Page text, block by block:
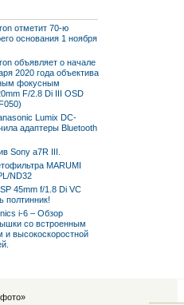
отметит 70-ю
основания 1 ноября
объявляет о начале
2020 года объектива
фокусным
F/2.8 Di III OSD
Lumix DC-
адаптеры Bluetooth
Sony a7R III.
MARUMI
ND32
45mm f/1.8 Di VC
полтинник!
i-6 – Обзор
со встроенным
и высокоскоростной
»